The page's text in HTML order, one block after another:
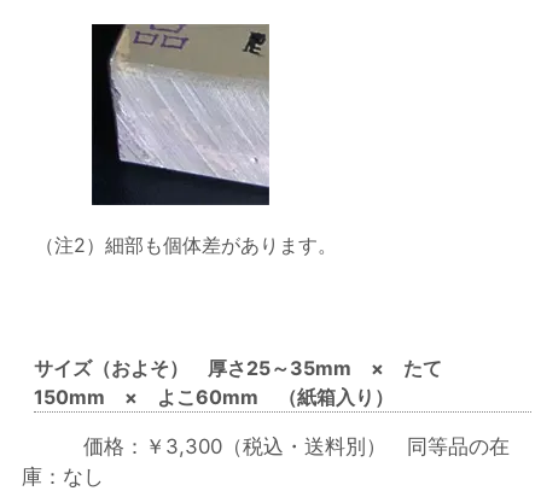
（注2）細部も個体差があります。
サイズ（およそ） 厚さ25～35mm × たて
150mm × よこ60mm （紙箱入り）
価格：￥3,300（税込・送料別） 同等品の在
庫：なし